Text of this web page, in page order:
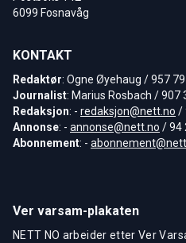
6099 Fosnavåg
KONTAKT
Redaktør: Ogne Øyehaug / 957
Journalist: Marius Rosbach / 907
Redaksjon: - redaksjon@nett.no /
Annonse: - annonse@nett.no / 94
Abonnement: -
Ver varsam-plakaten
NETT NO arbeider etter Ver